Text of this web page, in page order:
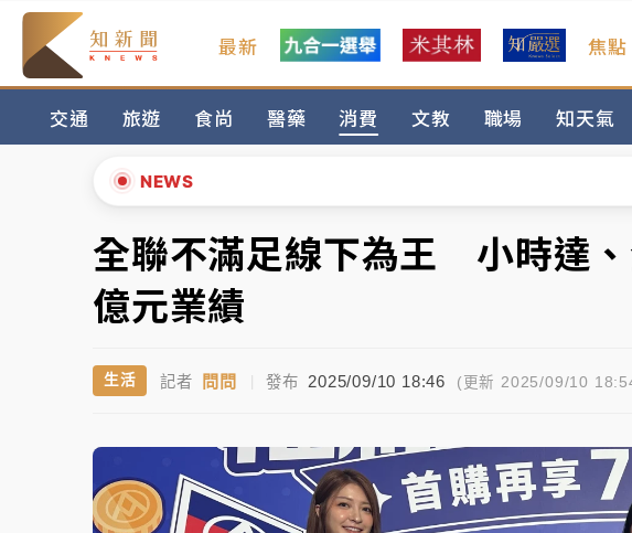
最新 焦點
交通 旅遊 食尚 醫藥 消費 文教 職場 知天氣
NEWS
暑假過三周才推「E宿新北打卡趣」！抽獎程序複雜 觀旅局
中信慈善基金會想增加董事人數！辜仲諒向法院聲請遭駁 理由
故宮《龍藏經》特展第2檔！今線上預約開賣一度塞車 周六起
台東農業處長涉圖利渡假村！東檢抗告成功 今重開羈押庭
女律師陳昱瑄詐慈濟10億！黃金158kg遭查扣畫面曝光
中信慈善基金會想增加董事人數！辜仲諒向法院聲請遭駁 理
▲
▼
全聯不滿足線下為王 小時達
億元業績
生活 記者 問問 | 發布 2025/09/10 18:46 (更新 2025/09/10